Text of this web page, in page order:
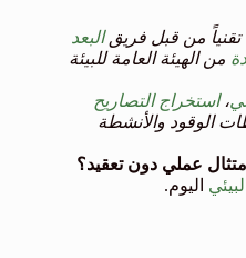
تقنياً من قبل فريقالبعد
من الهيئة العامة للبيئة
،استخراج التصاريح
الوقود والأنشطة
عملي دون تعقيد؟
اليوم.